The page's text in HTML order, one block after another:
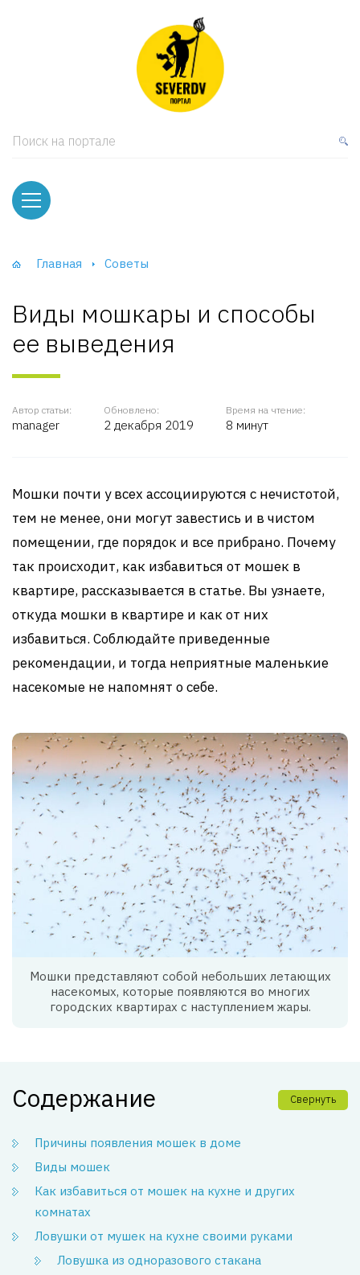
Поиск на портале
Главная Советы
Виды мошкары и способы
ее выведения
Автор статьи:
manager
Обновлено:
2 декабря 2019
Время на чтение:
8 минут
Мошки почти у всех ассоциируются с нечистотой,
тем не менее, они могут завестись и в чистом
помещении, где порядок и все прибрано. Почему
так происходит, как избавиться от мошек в
квартире, рассказывается в статье. Вы узнаете,
откуда мошки в квартире и как от них
избавиться. Соблюдайте приведенные
рекомендации, и тогда неприятные маленькие
насекомые не напомнят о себе.
Мошки представляют собой небольших летающих
насекомых, которые появляются во многих
городских квартирах с наступлением жары.
Содержание Свернуть
Причины появления мошек в доме
Виды мошек
Как избавиться от мошек на кухне и других
комнатах
Ловушки от мушек на кухне своими руками
Ловушка из одноразового стакана
и тумбы